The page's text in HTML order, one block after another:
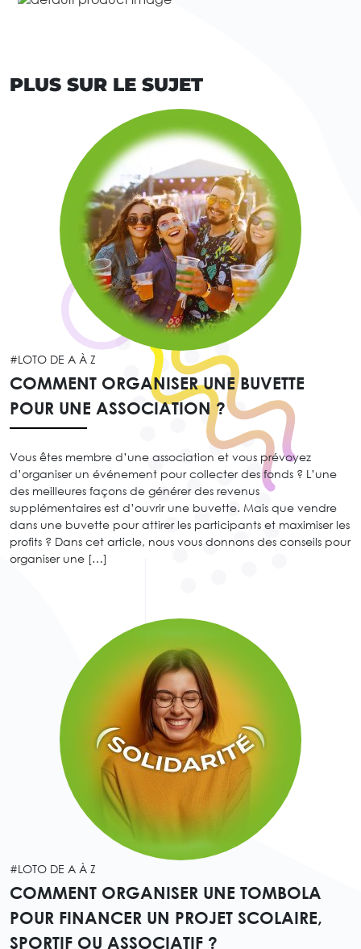
PLUS SUR LE SUJET
#LOTO DE A À Z
COMMENT ORGANISER UNE BUVETTE
POUR UNE ASSOCIATION ?
Vous êtes membre d’une association et vous prévoyez
d’organiser un événement pour collecter des fonds ? L’une
des meilleures façons de générer des revenus
supplémentaires est d’ouvrir une buvette. Mais que vendre
dans une buvette pour attirer les participants et maximiser les
profits ? Dans cet article, nous vous donnons des conseils pour
organiser une […]
#LOTO DE A À Z
COMMENT ORGANISER UNE TOMBOLA
POUR FINANCER UN PROJET SCOLAIRE,
SPORTIF OU ASSOCIATIF ?